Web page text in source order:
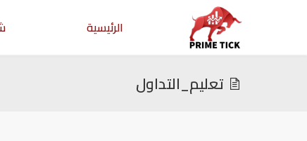
الرئيسية
تعليم_التداول